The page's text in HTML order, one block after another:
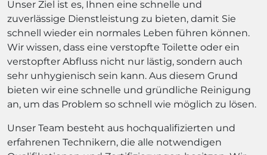
Unser Ziel ist es, Ihnen eine schnelle und
zuverlässige Dienstleistung zu bieten, damit Sie
schnell wieder ein normales Leben führen können.
Wir wissen, dass eine verstopfte Toilette oder ein
verstopfter Abfluss nicht nur lästig, sondern auch
sehr unhygienisch sein kann. Aus diesem Grund
bieten wir eine schnelle und gründliche Reinigung
an, um das Problem so schnell wie möglich zu lösen.
Unser Team besteht aus hochqualifizierten und
erfahrenen Technikern, die alle notwendigen